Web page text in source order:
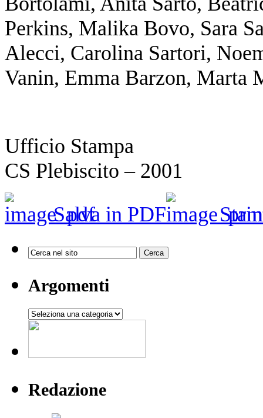
Perkins, Malika Bovo, Sara
Alecci, Carolina Sartori,
Vanin, Emma Barzon, Marta
Ufficio Stampa
CS Plebiscito – 2001
Salva in PDF
Argomenti
Argomenti
Redazione